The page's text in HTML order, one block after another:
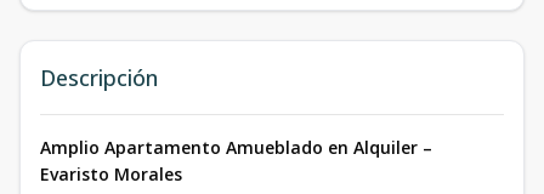
Descripción
Amplio Apartamento Amueblado en Alquiler –
Evaristo Morales